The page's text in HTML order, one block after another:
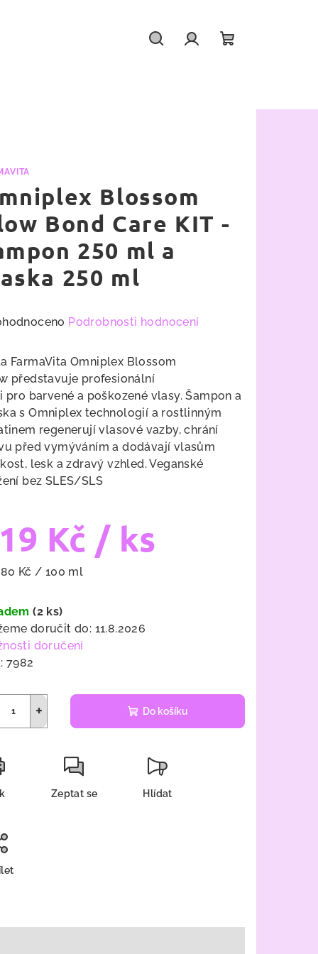
Blossom
Bond Care KIT -
250 ml a
250 ml
Podrobnosti hodnocení
FarmaVita Omniplex Blossom
představuje profesionální
pro barvené a poškozené vlasy. Šampon a
s Omniplex technologií a rostlinným
regenerují vlasové vazby, chrání
před vymýváním a dodávají vlasům
lesk a zdravý vzhled. Veganské
bez SLES/SLS
Kč / ks
Kč / 100 ml
(2 ks)
doručit do: 11.8.2026
doručení
7982
+ Do košíku
Zeptat se Hlídat